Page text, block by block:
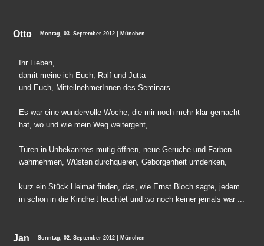
Otto Montag, 03. September 2012 | München
Ihr Lieben,
damit meine ich Euch, Ralf und Jutta
und Euch, MitteilnehmerInnen des Seminars.
Es war eine wundervolle Woche, die mir noch mehr klar gemacht
hat, wo und wie mein Weg weitergeht,
Türen in Unbekanntes mutig öffnen, neue Gerüche und Farben
wahrnehmen, Wüsten durchqueren, Geborgenheit umdenken,
kurz ein Stück Heimat finden, das, wie Ernst Bloch sagte, jedem
in schon in die Kindheit leuchtet und wo noch keiner jemals war ...
Jan Sonntag, 02. September 2012 | München